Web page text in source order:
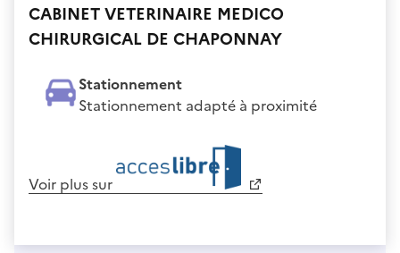
CABINET VETERINAIRE MEDICO
CHIRURGICAL DE CHAPONNAY
Stationnement
Stationnement adapté à proximité
Voir plus sur